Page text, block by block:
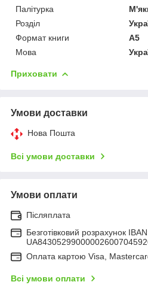
Палітурка
Розділ
Формат книги
А5
Мова
Приховати
Умови доставки
Нова Пошта
Всі умови доставки
Умови оплати
Післяплата
Безготівковий розрахунок
Оплата картою Visa,
Всі умови оплати